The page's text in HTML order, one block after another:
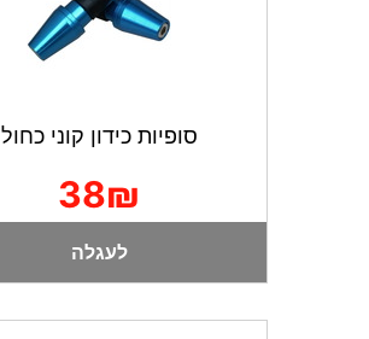
סופיות כידון קוני כחול
38₪
לעגלה